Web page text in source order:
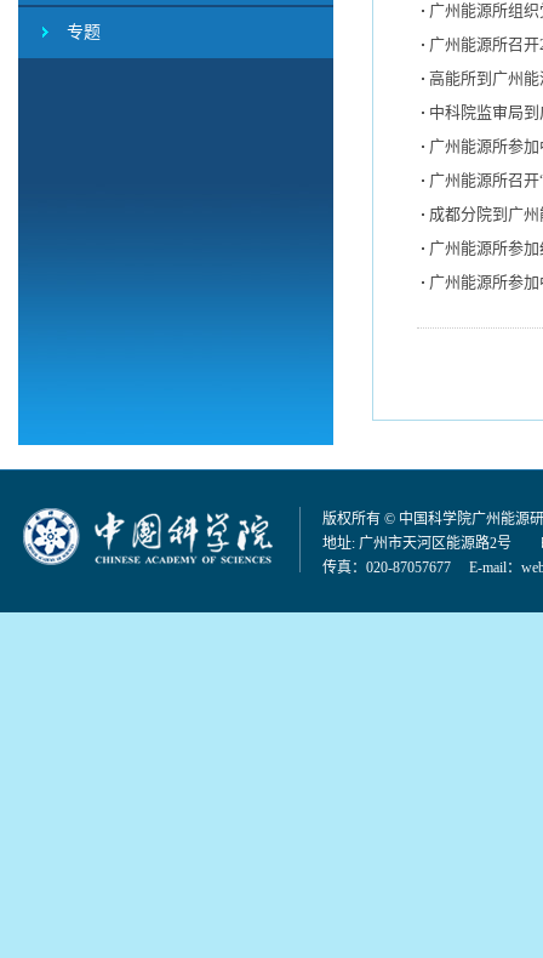
专题
广州能源所组
广州能源所召
高能所到广州
中科院监审局
广州能源所参
广州能源所召
成都分院到广
广州能源所参
广州能源所参
版权所有 © 中国科学院广州能源
地址: 广州市天河区能源路2号
传真：020-87057677 E-mail：